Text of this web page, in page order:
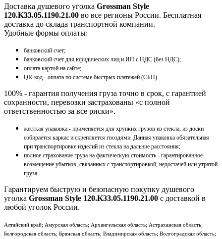
Доставка душевого уголка Grossman Style
120.K33.05.1190.21.00 во все регионы России. Бесплатная
доставка до склада транспортной компании.
Удобные формы оплаты:
банковский счет;
банковский счет для юридических лиц и ИП с НДС (без НДС);
оплата картой на сайте;
QR-код - оплата по системе быстрых платежей (СБП).
100% - гарантия получения груза точно в срок, с гарантией
сохранности, перевозки застрахованы «с полной
ответственностью за все риски».
жесткая упаковка - применяется для хрупких грузов из стекла, из доски
собирается каркас и скрепляется гвоздями. Данная упаковка обязательная
при транспортировке изделий из стекла на дальние расстояния;
полное страхование груза на фактическую стоимость - гарантированное
возмещение убытков, связанных с транспортировкой, недостачей или утратой
груза.
Гарантируем быструю и безопасную покупку душевого
уголка Grossman Style 120.K33.05.1190.21.00 с доставкой в
любой уголок России.
Алтайский край; Амурская область; Архангельская область; Астраханская область;
Белгородская область; Брянская область; Владимирская область; Волгоградская область;